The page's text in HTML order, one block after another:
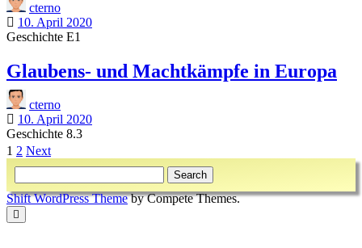
cterno
10. April 2020
Geschichte E1
Glaubens- und Machtkämpfe in Europa
cterno
10. April 2020
Geschichte 8.3
Beitragsnavigation
1 2 Next
Sidebar
Shift WordPress Themeby Compete Themes.
Scroll
to